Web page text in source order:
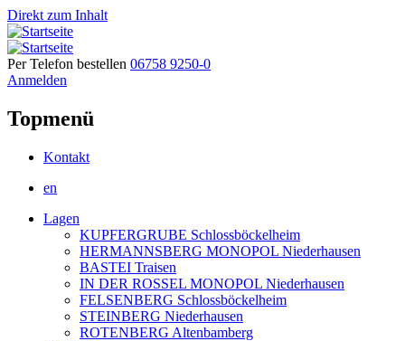
Direkt zum Inhalt
Per Telefon bestellen 06758 9250-0
Anmelden
Topmenü
Kontakt
en
Lagen
KUPFERGRUBE Schlossböckelheim
HERMANNSBERG MONOPOL Niederhausen
BASTEI Traisen
IN DER ROSSEL MONOPOL Niederhausen
FELSENBERG Schlossböckelheim
STEINBERG Niederhausen
ROTENBERG Altenbamberg